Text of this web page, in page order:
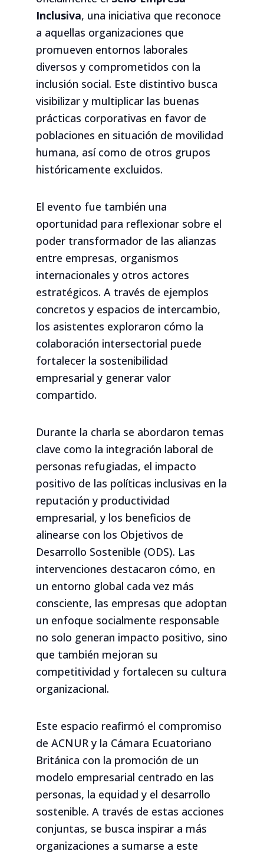
Inclusiva, una iniciativa que reconoce
a aquellas organizaciones que
promueven entornos laborales
diversos y comprometidos con la
inclusión social. Este distintivo busca
visibilizar y multiplicar las buenas
prácticas corporativas en favor de
poblaciones en situación de movilidad
humana, así como de otros grupos
históricamente excluidos.
El evento fue también una
oportunidad para reflexionar sobre el
poder transformador de las alianzas
entre empresas, organismos
internacionales y otros actores
estratégicos. A través de ejemplos
concretos y espacios de intercambio,
los asistentes exploraron cómo la
colaboración intersectorial puede
fortalecer la sostenibilidad
empresarial y generar valor
compartido.
Durante la charla se abordaron temas
clave como la integración laboral de
personas refugiadas, el impacto
positivo de las políticas inclusivas en la
reputación y productividad
empresarial, y los beneficios de
alinearse con los Objetivos de
Desarrollo Sostenible (ODS). Las
intervenciones destacaron cómo, en
un entorno global cada vez más
consciente, las empresas que adoptan
un enfoque socialmente responsable
no solo generan impacto positivo, sino
que también mejoran su
competitividad y fortalecen su cultura
organizacional.
Este espacio reafirmó el compromiso
de ACNUR y la Cámara Ecuatoriano
Británica con la promoción de un
modelo empresarial centrado en las
personas, la equidad y el desarrollo
sostenible. A través de estas acciones
conjuntas, se busca inspirar a más
organizaciones a sumarse a este